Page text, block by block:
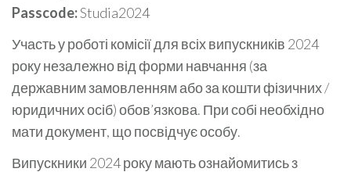
Passcode:Studia2024
Участь у роботі комісії для всіх випускників 2024
року незалежно від форми навчання (за
державним замовленням або за кошти фізичних /
юридичних осіб) обов’язкова. При собі необхідно
мати документ, що посвідчує особу.
Випускники 2024 року мають ознайомитись з